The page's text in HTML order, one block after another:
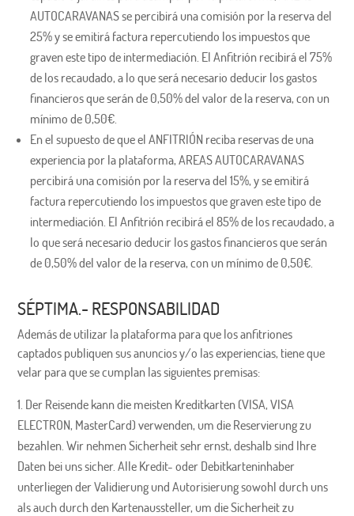
AUTOCARAVANAS se percibirá una comisión por la reserva del
25% y se emitirá factura repercutiendo los impuestos que
graven este tipo de intermediación. El Anfitrión recibirá el 75%
de los recaudado, a lo que será necesario deducir los gastos
financieros que serán de 0,50% del valor de la reserva, con un
mínimo de 0,50€.
En el supuesto de que el ANFITRIÓN reciba reservas de una
experiencia por la plataforma, AREAS AUTOCARAVANAS
percibirá una comisión por la reserva del 15%, y se emitirá
factura repercutiendo los impuestos que graven este tipo de
intermediación. El Anfitrión recibirá el 85% de los recaudado, a
lo que será necesario deducir los gastos financieros que serán
de 0,50% del valor de la reserva, con un mínimo de 0,50€.
SÉPTIMA.- RESPONSABILIDAD
Además de utilizar la plataforma para que los anfitriones
captados publiquen sus anuncios y/o las experiencias, tiene que
velar para que se cumplan las siguientes premisas:
Der Reisende kann die meisten Kreditkarten (VISA, VISA
ELECTRON, MasterCard) verwenden, um die Reservierung zu
bezahlen. Wir nehmen Sicherheit sehr ernst, deshalb sind Ihre
Daten bei uns sicher. Alle Kredit- oder Debitkarteninhaber
unterliegen der Validierung und Autorisierung sowohl durch uns
als auch durch den Kartenaussteller, um die Sicherheit zu